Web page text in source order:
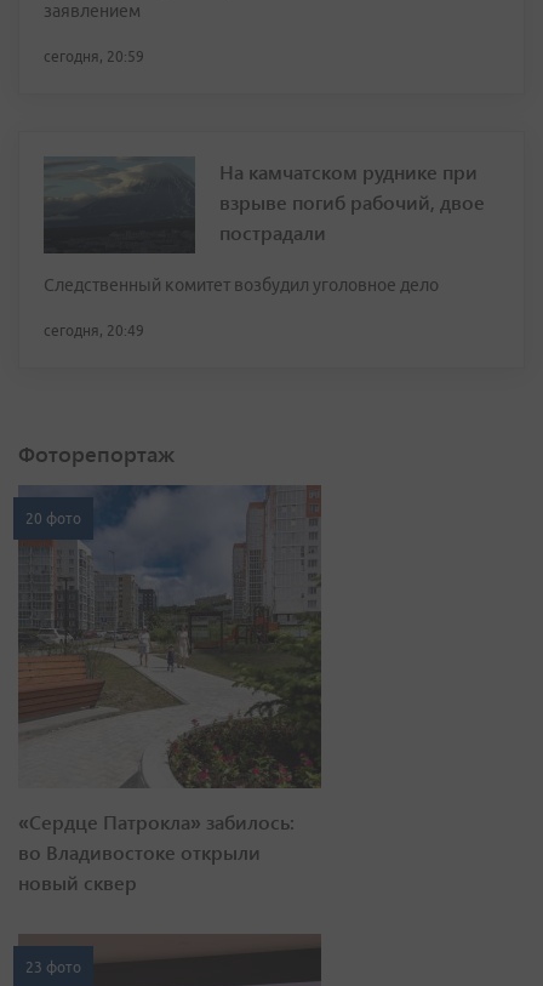
заявлением
сегодня, 20:59
На камчатском руднике при
взрыве погиб рабочий, двое
пострадали
Следственный комитет возбудил уголовное дело
сегодня, 20:49
Фоторепортаж
20 фото
«Сердце Патрокла» забилось:
во Владивостоке открыли
новый сквер
23 фото